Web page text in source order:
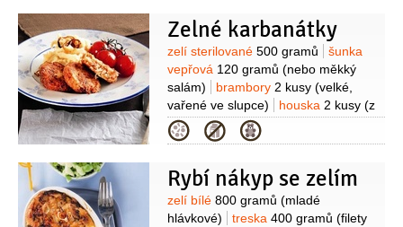
1 lžička
sůl1 špetka (podle chuti)
Zelné karbanátky
Suroviny
zelí sterilované 500 gramů
šunka
vepřová 120 gramů (nebo měkký
salám)
brambory 2 kusy (velké,
vařené ve slupce)
houska 2 kusy (z
předešlého dne)
1 kus (malé) vejce1 kus (vařené
1 decilitr
česnek4 stroužky
Kategorie
Rybí nákyp se zelím
Suroviny
zelí bílé 800 gramů (mladé
hlávkové)
treska 400 gramů (filety